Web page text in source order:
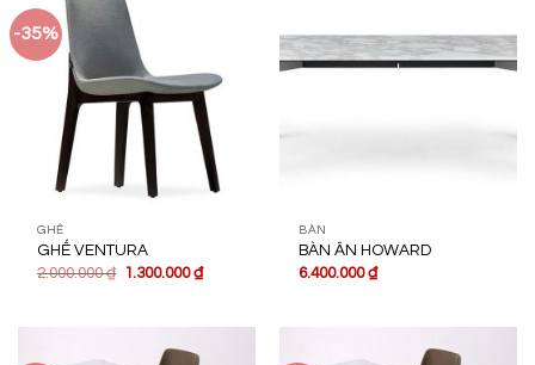
-35%
GHẾ
GHẾ VENTURA
2.000.000₫ 1.300.000₫
BÀN
BÀN ĂN HOWARD
6.400.000₫